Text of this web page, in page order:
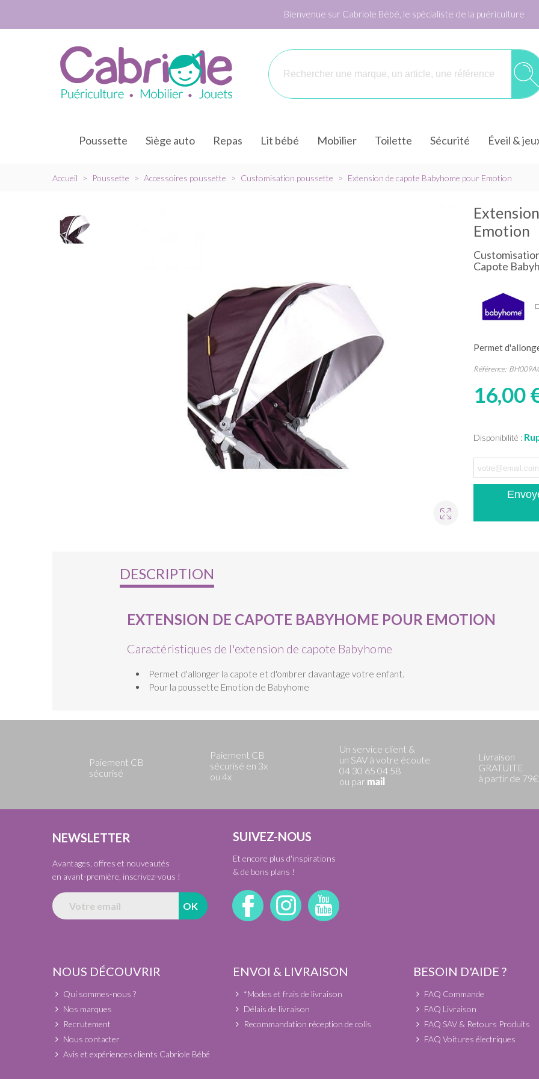
Bienvenue sur Cabriole Bébé, le spécialiste de la puériculture
Poussette Siège auto Repas Lit bébé Mobilier Toilette Sécurité Éveil &
Accueil > Poussette > Accessoires poussette > Customisation poussette > Extension de capote Babyhome pour Emotion
Emotion
Capote
Permet
Référence:
16,00
Disponibilité :
DESCRIPTION
EXTENSION DE CAPOTE BABYHOME POUR EMOTION
Caractéristiques de l'extension de capote Babyhome
Permet d'allonger la capote et d'ombrer davantage votre enfant.
Pour la poussette Emotion de Babyhome
Paiement CB
sécurisé
Paiement CB
sécurisé en 3x
ou 4x
Un service client &
un SAV à votre écoute
04 30 65 04 58
ou par mail
Livraison
GRATUITE
à partir de
NEWSLETTER
Avantages, offres et nouveautés
en avant-première, inscrivez-vous !
SUIVEZ-NOUS
Et encore plus d'inspirations
& de bons plans !
NOUS DÉCOUVRIR
Qui sommes-nous ?
Nos marques
Recrutement
Nous contacter
Avis et expériences clients Cabriole Bébé
ENVOI & LIVRAISON
*Modes et frais de livraison
Délais de livraison
Recommandation réception de colis
BESOIN D'AIDE ?
FAQ Commande
FAQ Livraison
FAQ SAV & Retours Produits
FAQ Voitures électriques